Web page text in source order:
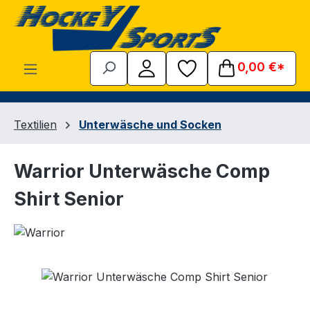
Zum Hauptinhalt springen
0,00 €*
Textilien Unterwäsche und Socken
Warrior Unterwäsche Comp
Shirt Senior
Bildergalerie überspringen